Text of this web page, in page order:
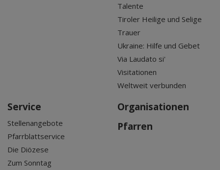
Talente
Tiroler Heilige und Selige
Trauer
Ukraine: Hilfe und Gebet
Via Laudato si'
Visitationen
Weltweit verbunden
Service
Stellenangebote
Pfarrblattservice
Die Diözese
Zum Sonntag
Organisationen
Pfarren